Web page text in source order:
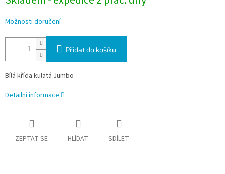
Možnosti doručení
Přidat do košíku
Bílá křída kulatá Jumbo
Detailní informace
ZEPTAT SE HLÍDAT SDÍLET